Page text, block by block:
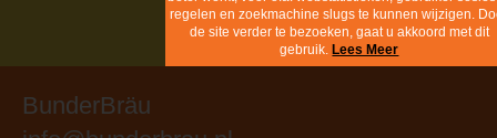
webstatistieken, gebruiker sesies te
en zoekmachine slugs te kunnen
Door de site verder te bezoeken, gaat u
akkoord met dit gebruik.Lees Meer
BunderBräu